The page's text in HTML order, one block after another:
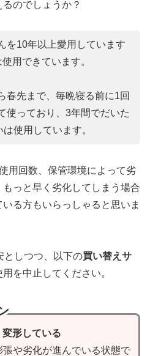
のでしょうか？
を10年以上愛用しています
用できています。
春先まで、毎晩寝る前に1回
使っており、3年間でだいた
使用しています。
用回数、保管環境によって劣
っと早く劣化してしまう場合
る方もいらっしゃると思いま
としつつ、以下の買い替えサ
を中止してください。
形している
や劣化が進んでいる状態で